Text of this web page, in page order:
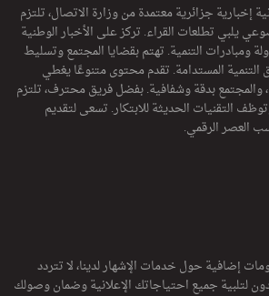
إخبارية جزائرية معتمدة من وزارة الاتصال، تلتزم
يلبي تطلعات القراء. تركز على الأخبار الوطنية
ومبادرات التنمية. تهتم بقضايا المجتمع وتسليط
المستدامة. تقدم محتوى متنوعًا يغطي
والمجتمع بدقة وشفافية. بفضل فريق محترف، تلتزم
التقنيات الحديثة للابتكار. تسعى لتقديم
العصر الرقمي.
إضافية حول خدمات الإشهار لدينا، لا تتردد
لتلبية جميع احتياجاتك الإعلانية وضمان وصولك